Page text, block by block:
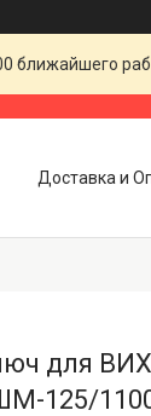
ближайшего
Доставка и
для
125/